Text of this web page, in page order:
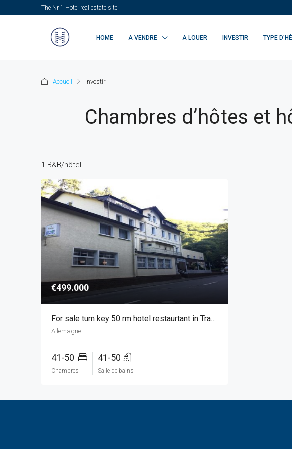
The Nr 1 Hotel real estate site
HOME A VENDRE A LOUER INVESTIR TYPE
Accueil Investir
Chambres d’hôtes et
1 B&B/hôtel
€499.000
For sale turn key 50 rm hotel restaurtant in Traben-Trarbach, Germany!
Allemagne
41-50
Chambres
41-50
Salle de bains